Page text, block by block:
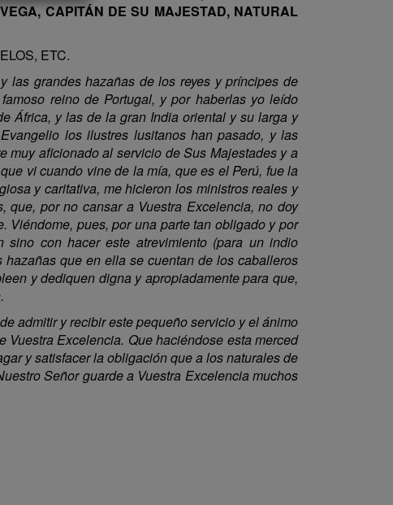
CAPITÁN DE SU MAJESTAD, NATURAL
ETC.
las grandes hazañas de los reyes y príncipes de
reino de Portugal, y por haberlas yo leído
África, y las de la gran India oriental y su larga y
los ilustres lusitanos han pasado, y las
muy aficionado al servicio de Sus Majestades y a
vi cuando vine de la mía, que es el Perú, fue la
y caritativa, me hicieron los ministros reales y
por no cansar a Vuestra Excelencia, no doy
Viéndome, pues, por una parte tan obligado y por
con hacer este atrevimiento (para un indio
que en ella se cuentan de los caballeros
y dediquen digna y apropiadamente para que,
admitir y recibir este pequeño servicio y el ánimo
Excelencia. Que haciéndose esta merced
y satisfacer la obligación que a los naturales de
Señor guarde a Vuestra Excelencia muchos